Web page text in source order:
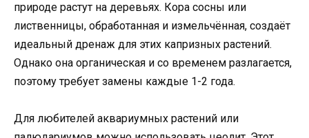
природе растут на деревьях. Кора сосны или
лиственницы, обработанная и измельчённая, создаёт
идеальный дренаж для этих капризных растений.
Однако она органическая и со временем разлагается,
поэтому требует замены каждые 1-2 года.
Для любителей аквариумных растений или